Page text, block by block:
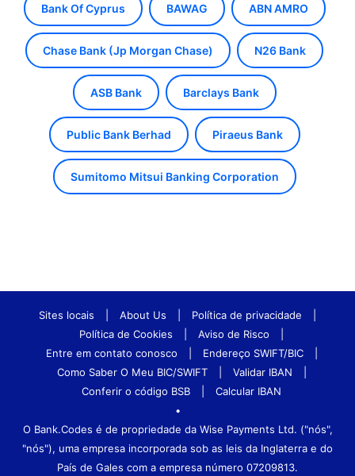
Bank Of Cyprus BAWAG ABN AMRO
Chase Bank (Jp Morgan Chase) N26 Bank
ASB Bank Barclays Bank
Public Bank Berhad Piraeus Bank
Sumitomo Mitsui Banking Corporation
Sites locais About Us Política de privacidade
Política de Cookies
Aviso de Risco
Entre em contato conosco
Endereço SWIFT/BIC
Como Saber O Meu BIC/SWIFT
Validar IBAN
Conferir o código BSB
Calcular IBAN
•
O Bank.Codes é de propriedade da Wise Payments Ltd. ("nós",
"nós"), uma empresa incorporada sob as leis da Inglaterra e do
País de Gales com a empresa número 07209813.